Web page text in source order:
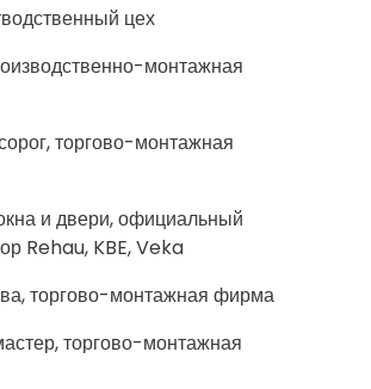
цех
монтажная
торгово-монтажная
и двери, официальный
Rehau, KBE, Veka
торгово-монтажная фирма
торгово-монтажная